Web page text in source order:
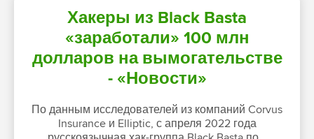
Хакеры из Black Basta
«заработали» 100 млн
долларов на вымогательстве
- «Новости»
По данным исследователей из компаний Corvus
Insurance и Elliptic, с апреля 2022 года